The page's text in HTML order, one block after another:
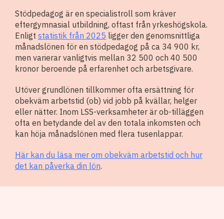
Stödpedagog är en specialistroll som kräver
eftergymnasial utbildning, oftast från yrkeshögskola.
Enligt statistik från 2025 ligger den genomsnittliga
månadslönen för en stödpedagog på ca 34 900 kr,
men varierar vanligtvis mellan 32 500 och 40 500
kronor beroende på erfarenhet och arbetsgivare.
Utöver grundlönen tillkommer ofta ersättning för
obekväm arbetstid (ob) vid jobb på kvällar, helger
eller nätter. Inom LSS-verksamheter är ob-tilläggen
ofta en betydande del av den totala inkomsten och
kan höja månadslönen med flera tusenlappar.
Här kan du läsa mer om obekväm arbetstid och hur
det kan påverka din lön.